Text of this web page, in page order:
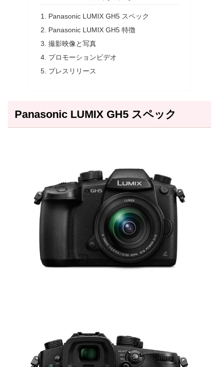
Panasonic LUMIX GH5 スペック
Panasonic LUMIX GH5 特徴
撮影映像と写真
プロモーションビデオ
プレスリリース
Panasonic LUMIX GH5 スペック